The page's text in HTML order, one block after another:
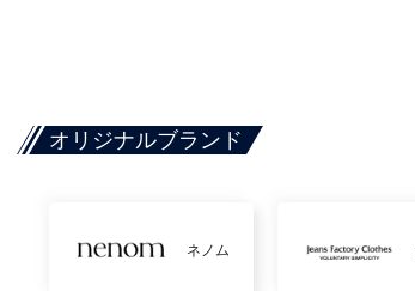
オリジナルブランド
ネノム